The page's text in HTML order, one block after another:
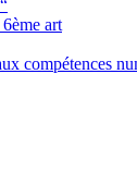
art
compétences